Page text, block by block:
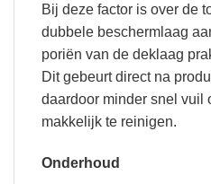
Bij deze factor is over de
dubbele beschermlaag
poriën van de deklaag
Dit gebeurt direct na
daardoor minder snel vuil
makkelijk te reinigen.
Onderhoud